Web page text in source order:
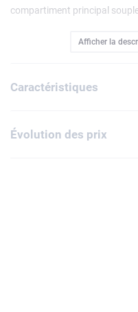
compartiment principal
pochette extérieure
journée typique à l'école.
Afficher la
Caractéristiques
Évolution des prix